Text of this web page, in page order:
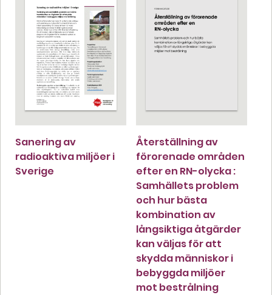
Sanering av
radioaktiva miljöer i
Sverige
Återställning av
förorenade områden
efter en RN-olycka :
Samhällets problem
och hur bästa
kombination av
långsiktiga åtgärder
kan väljas för att
skydda människor i
bebyggda miljöer
mot bestrålning